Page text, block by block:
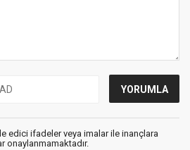
edici ifadeler veya imalar ile inançlara
onaylanmamaktadır.